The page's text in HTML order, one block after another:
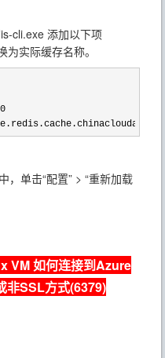
cli.exe 添加以下项
为实际缓存名称。
，单击“配置” > “重新加载
VM 如何连接到Azure
非SSL方式(6379)